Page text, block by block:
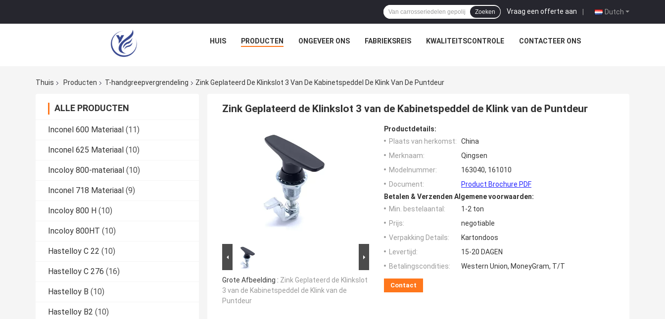
Dutch
Vraag een offerte aan |
Zoeken
HUIS PRODUCTEN ONGEVEER ONS FABRIEKSREIS KWALITEITSCONTROLE CONTACTEER ONS
Thuis Producten T-handgreepvergrendeling Zink Geplateerd De Klinkslot 3 Van De Kabinetspeddel De Klink Van De Puntdeur
ALLE PRODUCTEN
Inconel 600 Materiaal (11)
Inconel 625 Materiaal (10)
Incoloy 800-materiaal (10)
Inconel 718 Materiaal (9)
Incoloy 800 H (10)
Incoloy 800HT (10)
Hastelloy C 22 (10)
Hastelloy C 276 (16)
Hastelloy B (10)
Hastelloy B2 (10)
Zink Geplateerd de Klinkslot 3 van de Kabinetspeddel de Klink van de Puntdeur
Grote Afbeelding : Zink Geplateerd de Klinkslot
3 van de Kabinetspeddel de Klink van de
Puntdeur
Productdetails:
Plaats van herkomst:
China
Merknaam:
Qingsen
Modelnummer:
163040, 161010
Document:
Product Brochure PDF
Betalen & Verzenden Algemene voorwaarden:
Min. bestelaantal:
1-2 ton
Prijs:
negotiable
Verpakking Details:
Kartondoos
Levertijd:
15-20 DAGEN
Betalingscondities:
Western Union, MoneyGram, T/T
Contact